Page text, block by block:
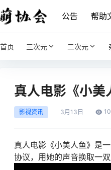
公告 帮助
首页 三次元 二次元
真人电影《小美
影视资讯 3月 13日 10
真人电影《小美人鱼》是
协议，用她的声音换取一